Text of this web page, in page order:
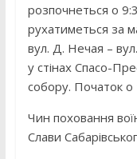
розпочнеться о
рухатиметься за
вул. Д. Нечая –
у стінах Спасо-
собору. Початок о
Чин поховання
Слави